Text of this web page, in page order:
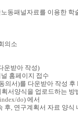
동패널자료를 이용한 학
의소
운받아 작성)
홈페이지 접수
의서)를 다운받아 작성 후
서양식을 업로드하는 방
do) 에서
, 연구계획서 자료 양식